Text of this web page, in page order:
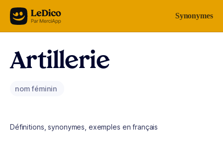
Aller au contenu Synonymes
Artillerie
nom féminin
Définitions, synonymes, exemples en français